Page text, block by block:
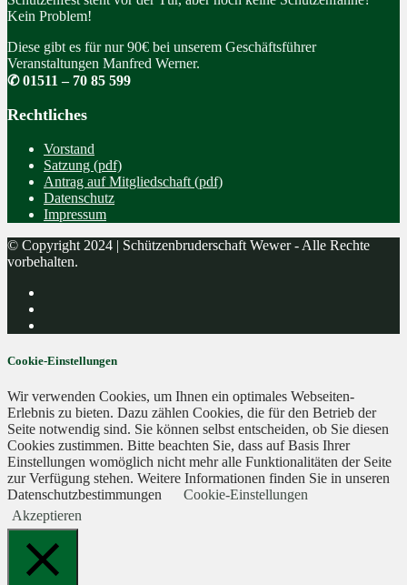
Kein Problem!
Diese gibt es für nur 90€ bei unserem Geschäftsführer
Veranstaltungen Manfred Werner.
✆ 01511 – 70 85 599
Rechtliches
Vorstand
Satzung (pdf)
Antrag auf Mitgliedschaft (pdf)
Datenschutz
Impressum
© Copyright 2024 | Schützenbruderschaft Wewer - Alle Rechte
vorbehalten.
Cookie-Einstellungen
Wir verwenden Cookies, um Ihnen ein optimales Webseiten-
Erlebnis zu bieten. Dazu zählen Cookies, die für den Betrieb der
Seite notwendig sind. Sie können selbst entscheiden, ob Sie diesen
Cookies zustimmen. Bitte beachten Sie, dass auf Basis Ihrer
Einstellungen womöglich nicht mehr alle Funktionalitäten der Seite
zur Verfügung stehen. Weitere Informationen finden Sie in unseren
Datenschutzbestimmungen
Cookie-Einstellungen
Akzeptieren